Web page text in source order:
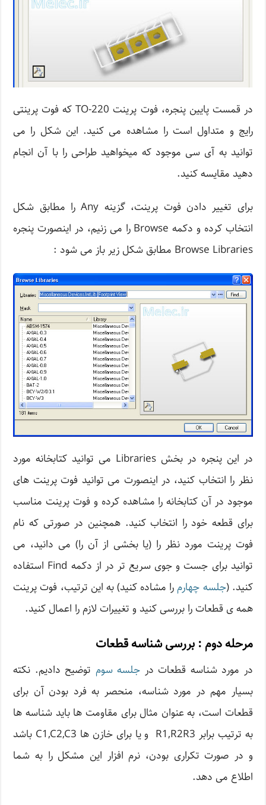
در قمست پایین پنجره، فوت پرینت TO-220 که فوت پرینتی
رایج و متداول است را مشاهده می کنید. این شکل را می
توانید به آی سی موجود که میخواهید طراحی را با آن انجام
دهید مقایسه کنید.
برای تغییر دادن فوت پرینت، گزینه Any را مطابق شکل
انتخاب کرده و دکمه Browse را می زنیم، در اینصورت پنجره
Browse Libraries مطابق شکل زیر باز می شود :
در این پنجره در بخش Libraries می توانید کتابخانه مورد
نظر را انتخاب کنید، در اینصورت می توانید فوت پرینت های
موجود در آن کتابخانه را مشاهده کرده و فوت پرینت مناسب
برای قطعه خود را انتخاب کنید. همچنین در صورتی که نام
فوت پرینت مورد نظر را (یا بخشی از آن را) می دانید، می
توانید برای جست و جوی سریع تر در از دکمه Find استفاده
کنید. (جلسه چهارم را مشاده کنید) به این ترتیب، فوت پرینت
همه ی قطعات را بررسی کنید و تغییرات لازم را اعمال کنید.
مرحله دوم : بررسی شناسه قطعات
در مورد شناسه قطعات در جلسه سوم توضیح دادیم. نکته
بسیار مهم در مورد شناسه، منحصر به فرد بودن آن برای
قطعات است، به عنوان مثال برای مقاومت ها باید شناسه ها
به ترتیب برابر R1,R2R3 و یا برای خازن ها C1,C2,C3 باشد
و در صورت تکراری بودن، نرم افزار این مشکل را به شما
اطلاع می دهد.